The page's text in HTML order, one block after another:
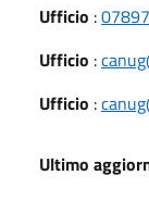
Ufficio :
Ufficio :
Ufficio :
Ultimo